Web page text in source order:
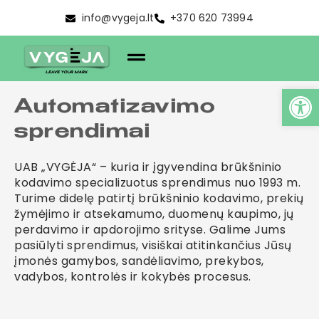
info@vygeja.lt +370 620 73994
Automatizavimo
sprendimai
UAB „VYGĖJA“ – kuria ir įgyvendina brūkšninio
kodavimo specializuotus sprendimus nuo 1993 m.
Turime didelę patirtį brūkšninio kodavimo, prekių
žymėjimo ir atsekamumo, duomenų kaupimo, jų
perdavimo ir apdorojimo srityse. Galime Jums
pasiūlyti sprendimus, visiškai atitinkančius Jūsų
įmonės gamybos, sandėliavimo, prekybos,
vadybos, kontrolės ir kokybės procesus.